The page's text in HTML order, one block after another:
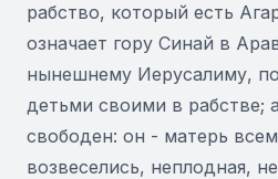
рабство, который есть
означает гору Синай в
нынешнему Иерусалиму,
детьми своими в рабстве;
свободен: он - матерь
возвеселись, неплодная,